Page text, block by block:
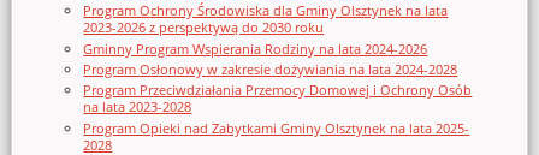
Program Ochrony Środowiska dla Gminy Olsztynek na lata
2023-2026 z perspektywą do 2030 roku
Gminny Program Wspierania Rodziny na lata 2024-2026
Program Osłonowy w zakresie dożywiania na lata 2024-2028
Program Przeciwdziałania Przemocy Domowej i Ochrony Osób
na lata 2023-2028
Program Opieki nad Zabytkami Gminy Olsztynek na lata 2025-
2028